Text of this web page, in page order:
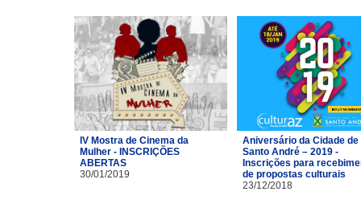
IV Mostra de Cinema da
Mulher - INSCRIÇÕES
ABERTAS
30/01/2019
Aniversário da Cidade de
Santo André – 2019 -
Inscrições para
de propostas culturais
23/12/2018